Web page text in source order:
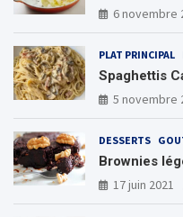
6 novembre
PLAT PRINCIPAL
Spaghettis
5 novembre
DESSERTS
Brownies
17 juin 2021